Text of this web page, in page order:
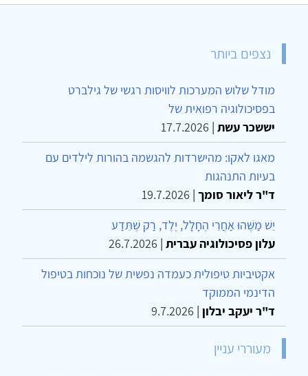
נצפים ביותר
מודל שלוש המערכות לוויסות רגשי של גילברט
בפסיכולוגיה רפואית של
יששכר עשת |
17.7.2026
מאגו לאקו: מהישרדות להגשמה בהורות לילדים עם
בעיות התנהגות
ד"ר ליאור סומך |
19.7.2026
יֵשׁ מַשֶּׁהוּ אַחֲרֵי הֶחָלָל, יֶלֶד, רַק שֶׁתֵּדַע
עלון פסיכולוגיה עברית |
26.7.2026
אקטיביות טיפולית כעמדה נפשית של נוכחות בטיפול
הדינמי הממוקד
ד"ר יעקב יבלון |
9.7.2026
מעוררי עניין